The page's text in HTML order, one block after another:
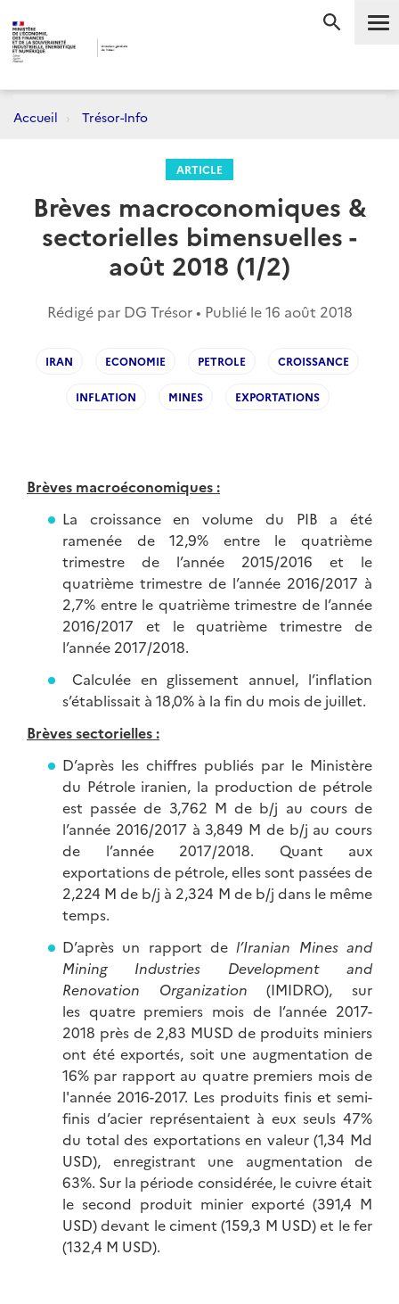
Accueil Trésor-Info
ARTICLE
Brèves macroconomiques &
sectorielles bimensuelles -
août 2018 (1/2)
Rédigé par DG Trésor • Publié le16 août 2018
IRAN ECONOMIE PETROLE CROISSANCE
INFLATION MINES EXPORTATIONS
Brèves macroéconomiques :
La croissance en volume du PIB a été
ramenée de 12,9% entre le quatrième
trimestre de l’année 2015/2016 et le
quatrième trimestre de l’année 2016/2017 à
2,7% entre le quatrième trimestre de l’année
2016/2017 et le quatrième trimestre de
l’année 2017/2018.
Calculée en glissement annuel, l’inflation
s’établissait à 18,0% à la fin du mois de juillet.
Brèves sectorielles :
D’après les chiffres publiés par le Ministère
du Pétrole iranien, la production de pétrole
est passée de 3,762 M de b/j au cours de
l’année 2016/2017 à 3,849 M de b/j au cours
de l’année 2017/2018. Quant aux
exportations de pétrole, elles sont passées de
2,224 M de b/j à 2,324 M de b/j dans le même
temps.
D’après un rapport de l’Iranian Mines and
Mining Industries Development and
Renovation Organization(IMIDRO), sur
les quatre premiers mois de l’année 2017-
2018 près de 2,83 MUSD de produits miniers
ont été exportés, soit une augmentation de
16% par rapport au quatre premiers mois de
l'année 2016-2017. Les produits finis et semi-
finis d’acier représentaient à eux seuls 47%
du total des exportations en valeur (1,34 Md
USD), enregistrant une augmentation de
63%. Sur la période considérée, le cuivre était
le second produit minier exporté (391,4 M
USD) devant le ciment (159,3 M USD) et le fer
(132,4 M USD).